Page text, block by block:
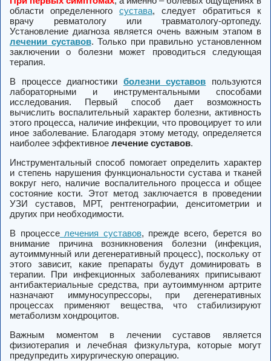
области определенного сустава, следует обратиться к
врачу ревматологу или травматологу-ортопеду.
Установление диагноза является очень важным этапом в
лечении суставов. Только при правильно установленном
заключении о болезни может проводиться следующая
терапия.
В процессе диагностики болезни суставов пользуются
лабораторными и инструментальными способами
исследования. Первый способ дает возможность
вычислить воспалительный характер болезни, активность
этого процесса, наличие инфекции, что провоцирует то или
иное заболевание. Благодаря этому методу, определяется
наиболее эффективное лечение суставов.
Инструментальный способ помогает определить характер
и степень нарушения функциональности сустава и тканей
вокруг него, наличие воспалительного процесса и общее
состояние кости. Этот метод заключается в проведении
УЗИ суставов, МРТ, рентгенографии, денситометрии и
других при необходимости.
В процесселечения суставов, прежде всего, берется во
внимание причина возникновения болезни (инфекция,
аутоиммунный или дегенеративный процесс), поскольку от
этого зависит, какие препараты будут доминировать в
терапии. При инфекционных заболеваниях приписывают
антибактериальные средства, при аутоиммунном артрите
назначают иммуносупрессоры, при дегенеративных
процессах применяют вещества, что стабилизируют
метаболизм хондроцитов.
Важным моментом в лечении суставов является
физиотерапия и лечебная физкультура, которые могут
предупредить хирургическую операцию.